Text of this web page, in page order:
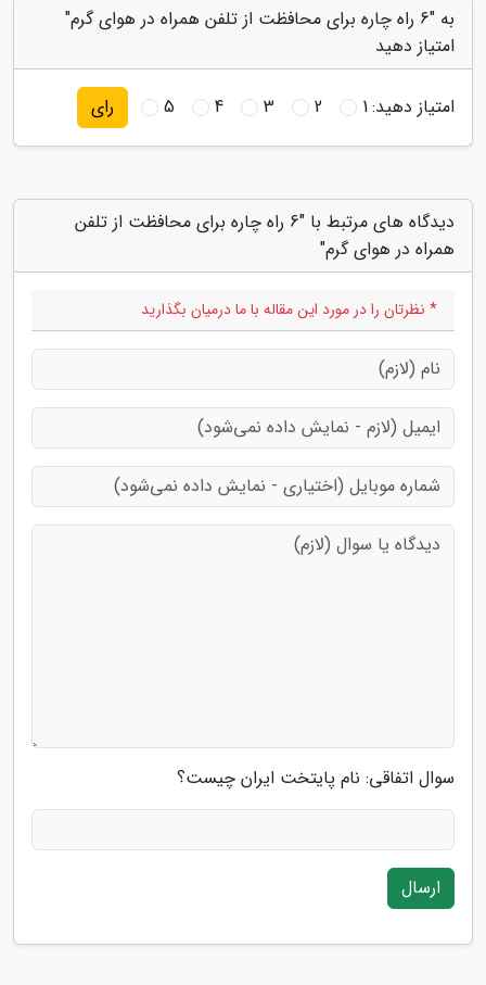
به "6 راه چاره برای محافظت از تلفن همراه در هوای گرم"
امتیاز دهید
امتیاز دهید:1
2
3
4
5 رای
دیدگاه های مرتبط با "6 راه چاره برای محافظت از تلفن
همراه در هوای گرم"
* نظرتان را در مورد این مقاله با ما درمیان بگذارید
سوال اتفاقی: نام پایتخت ایران چیست؟
ارسال